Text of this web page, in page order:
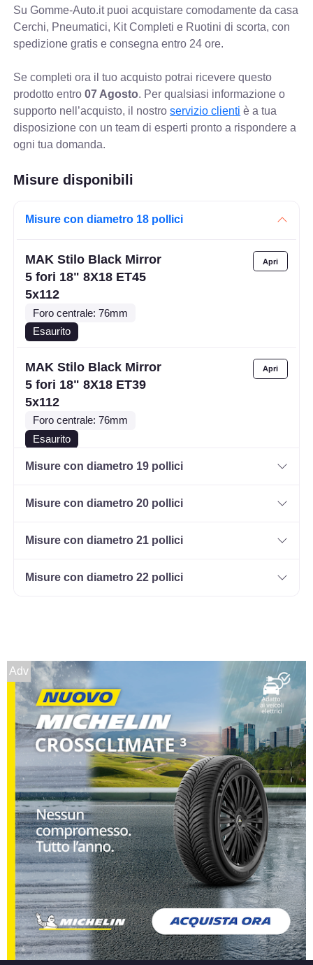
Su Gomme-Auto.it puoi acquistare comodamente da casa
Cerchi, Pneumatici, Kit Completi e Ruotini di scorta, con
spedizione gratis e consegna entro 24 ore.
Se completi ora il tuo acquisto potrai ricevere questo
prodotto entro07 Agosto. Per qualsiasi informazione o
supporto nell’acquisto, il nostroservizio clienti è a tua
disposizione con un team di esperti pronto a rispondere a
ogni tua domanda.
Misure disponibili
Misure con diametro 18 pollici
MAK Stilo Black Mirror
5 fori 18" 8X18 ET45
5x112
Foro centrale: 76mm
Esaurito
MAK Stilo Black Mirror
5 fori 18" 8X18 ET39
5x112
Foro centrale: 76mm
Esaurito
MAK Stilo Black Mirror
5x112
Esaurito
MAK Stilo Glossy Black
MAK Stilo Black Mirror
5 fori 18" 7.5X18 ET50
5x112
Foro centrale: 76mm
MAK Stilo Glossy Black
5 fori 18" 7.5X18 ET35
5x114.3
Foro centrale: 76mm
Esaurito
MAK Stilo Glossy Black
5 fori 18" 7.5X18 ET40
5x120
Foro centrale: 64.1mm
Misure con diametro 19 pollici
Misure con diametro 20 pollici
Misure con diametro 21 pollici
Misure con diametro 22 pollici
Adv